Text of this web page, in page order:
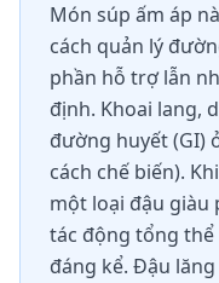
Món súp ấm áp
cách quản lý
phần hỗ trợ lẫn
định. Khoai lang,
đường huyết (GI)
cách chế biến).
một loại đậu
tác động tổng
đáng kể. Đậu